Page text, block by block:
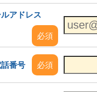
ルアドレス
必須
番号 必須